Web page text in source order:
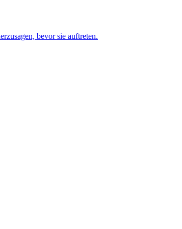
bevor sie auftreten.